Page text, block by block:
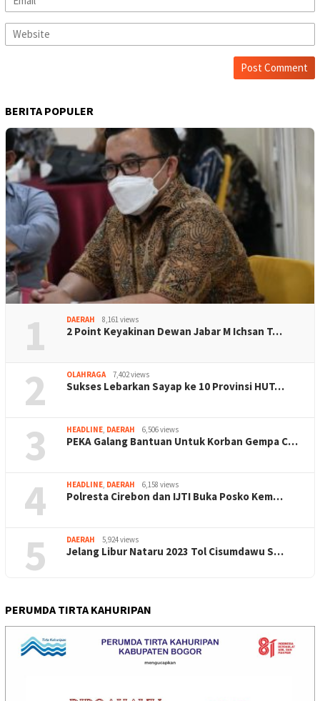
BERITA POPULER
1 DAERAH 8,161 views
2 Point Keyakinan Dewan Jabar M Ichsan T…
2 OLAHRAGA 7,402 views
Sukses Lebarkan Sayap ke 10 Provinsi HUT…
3 HEADLINE, DAERAH 6,506 views
PEKA Galang Bantuan Untuk Korban Gempa C…
4 HEADLINE, DAERAH 6,158 views
Polresta Cirebon dan IJTI Buka Posko Kem…
5 DAERAH 5,924 views
Jelang Libur Nataru 2023 Tol Cisumdawu S…
PERUMDA TIRTA KAHURIPAN